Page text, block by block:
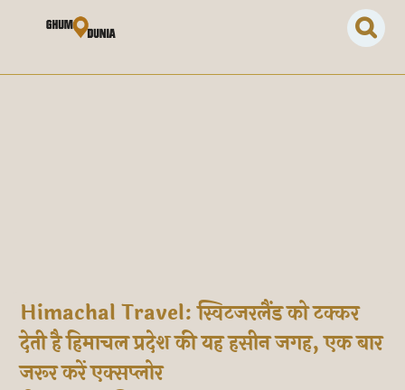
Himachal Travel: स्विटजरलैंड को टक्कर
देती है हिमाचल प्रदेश की यह हसीन जगह, एक बार
जरूर करें एक्सप्लोर